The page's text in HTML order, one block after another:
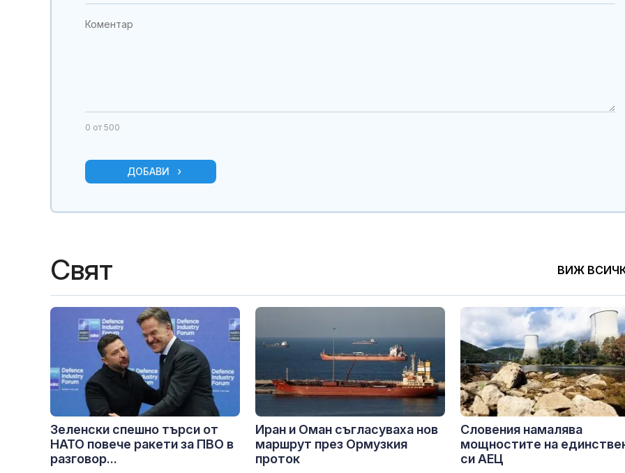
0 от 500
ДОБАВИ
Свят ВИЖ
Зеленски спешно търси от
НАТО повече ракети за ПВО в
разговор...
Иран и Оман съгласуваха нов
маршрут през Ормузкия
проток
Словения намалява
мощностите на
си АЕЦ